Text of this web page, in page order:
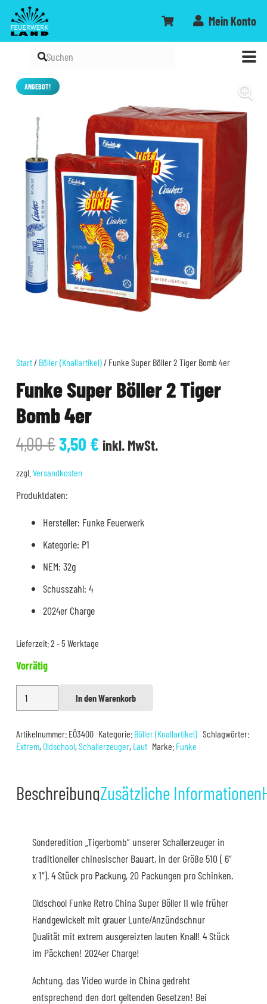
Mein Konto
ANGEBOT!
Start/ Böller (Knallartikel)/ Funke Super Böller 2 Tiger Bomb 4er
Funke Super Böller 2 Tiger
Bomb 4er
4,00€Ursprünglicher
Preis
war:
4,00 €
3,50 €Aktueller
inkl. MwSt.
zzgl. Versandkosten
Produktdaten:
Hersteller: Funke Feuerwerk
Kategorie: P1
NEM: 32g
Schusszahl: 4
2024er Charge
Lieferzeit:2 - 5 Werktage
Vorrätig
Funke
Super
2
4er
In den Warenkorb
Alternative:
Artikelnummer: EÖ3400 Kategorie: Böller (Knallartikel) Schlagwörter:
Extrem, Oldschool, Schallerzeuger, Laut Marke: Funke
BeschreibungZusätzliche Informationen
Sonderedition „Tigerbomb“ unserer Schallerzeuger in
traditioneller chinesischer Bauart, in der Größe 510 ( 6“
x 1“). 4 Stück pro Packung, 20 Packungen pro Schinken.
Oldschool Funke Retro China Super Böller II wie früher
Handgewickelt mit grauer Lunte/Anzündschnur
Qualität mit extrem ausgereizten lauten Knall! 4 Stück
im Päckchen! 2024er Charge!
Achtung, das Video wurde in China gedreht
entsprechend den dort geltenden Gesetzen! Bei